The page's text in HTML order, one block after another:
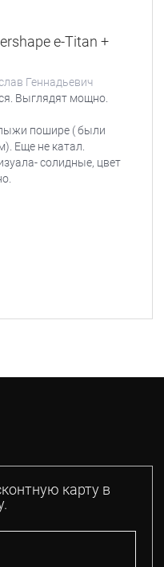
e-Titan +
Геннадьевич
Выглядят мощно.
Еще не катал.
солидные, цвет
карту в